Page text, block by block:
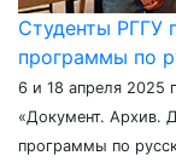
Студенты РГГУ
программы по
6 и 18 апреля 2025
«Документ. Архив.
программы по